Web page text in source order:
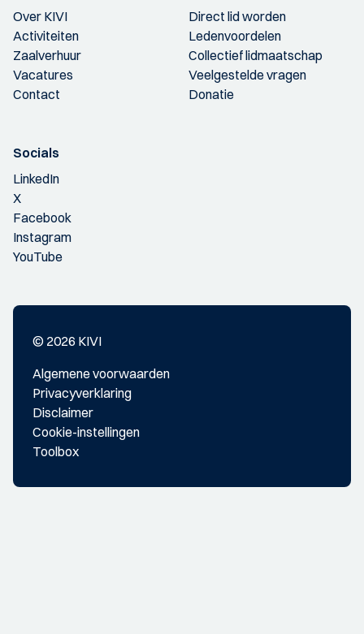
Over KIVI
Activiteiten
Zaalverhuur
Vacatures
Contact
Direct lid worden
Ledenvoordelen
Collectief lidmaatschap
Veelgestelde vragen
Donatie
Socials
LinkedIn
X
Facebook
Instagram
YouTube
© 2026 KIVI
Algemene voorwaarden
Privacyverklaring
Disclaimer
Cookie-instellingen
Toolbox